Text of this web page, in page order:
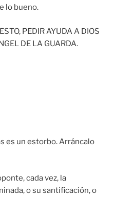
lo bueno.
PEDIR AYUDA A DIOS
DE LA GUARDA.
es un estorbo. Arráncalo
cada vez, la
o su santificación, o